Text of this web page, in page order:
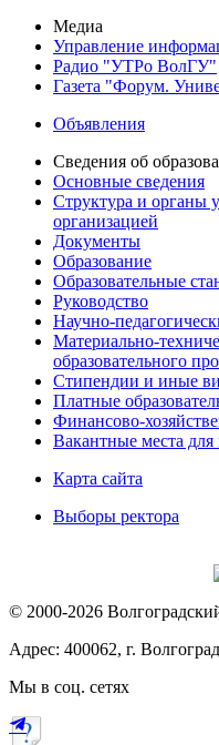
Медиа
Управление
Радио "УТРо ВолГУ"
Газета "Форум.
Объявления
Сведения об
Основные сведения
Структура и органы
организацией
Документы
Образование
Образовательные
Руководство
Научно-
Материально-
образовательного
Стипендии и иные
Платные
Финансово-
Вакантные места
Карта сайта
Выборы ректора
© 2000-2026
Адрес: 400062, г.
Мы в соц. сетях